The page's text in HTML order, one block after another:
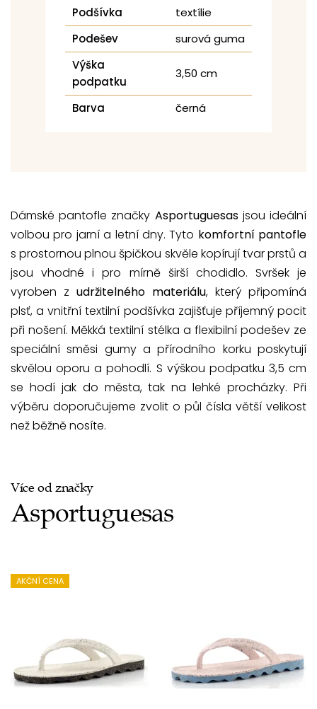
Podšívka
textílie
Podešev
surová guma
Výška
podpatku
3,50 cm
Barva černá
Dámské pantofle značky Asportuguesasjsou ideální
volbou pro jarní a letní dny. Tyto komfortní pantofle
s prostornou plnou špičkou skvěle kopírují tvar prstů a
jsou vhodné i pro mírně širší chodidlo. Svršek je
vyroben z udržitelného materiálu, který připomíná
plsť, a vnitřní textilní podšívka zajišťuje příjemný pocit
při nošení. Měkká textilní stélka a flexibilní podešev ze
speciální směsi gumy a přírodního korku poskytují
skvělou oporu a pohodlí. S výškou podpatku 3,5 cm
se hodí jak do města, tak na lehké procházky. Při
výběru doporučujeme zvolit o půl čísla větší velikost
než běžně nosíte.
Více od značky
Asportuguesas
AKČNÍ CENA